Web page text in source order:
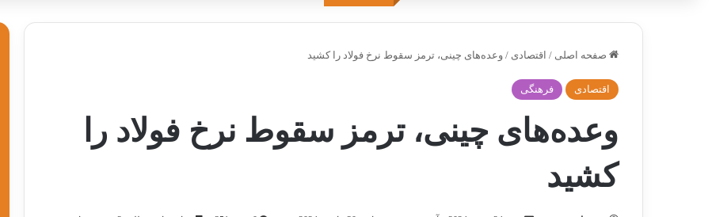
صفحه اصلی / اقتصادی / وعده‌های چینی، ترمز سقوط نرخ فولاد را کشید
اقتصادی فرهنگی
وعده‌های چینی، ترمز سقوط نرخ فولاد را
کشید